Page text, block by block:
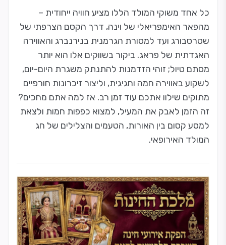
כל אחד משוקי המולד הללו מציע חוויה ייחודית –
מהפאר האימפריאלי של וינה, דרך הקסם הצרפתי של
שטרסבורג ועד למסורת הגרמנית בנירנברג והאווירה
האגדתית של פראג. ביקור בשווקים אלו הוא יותר
מסתם טיול; זוהי הזדמנות להתנתק משגרת היום-יום,
לשקוע באווירה חמה וחגיגית, וליצור זיכרונות חורפיים
מתוקים שילוו אתכם עוד זמן רב. אז למה אתם מחכים?
זה הזמן לאבק את המעיל, למצוא כפפות חמות ולצאת
למסע קסום בין האורות, הטעמים והצלילים של חג
המולד האירופאי.